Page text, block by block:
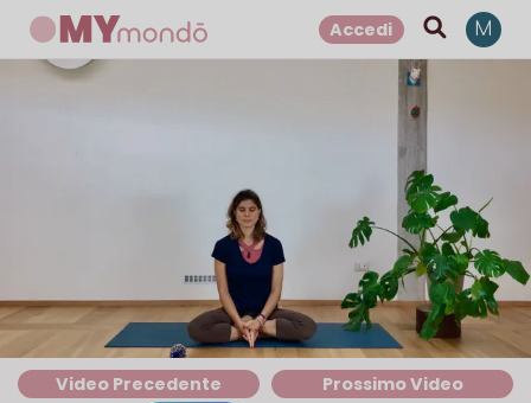
Accedi M
Video Precedente Prossimo Video